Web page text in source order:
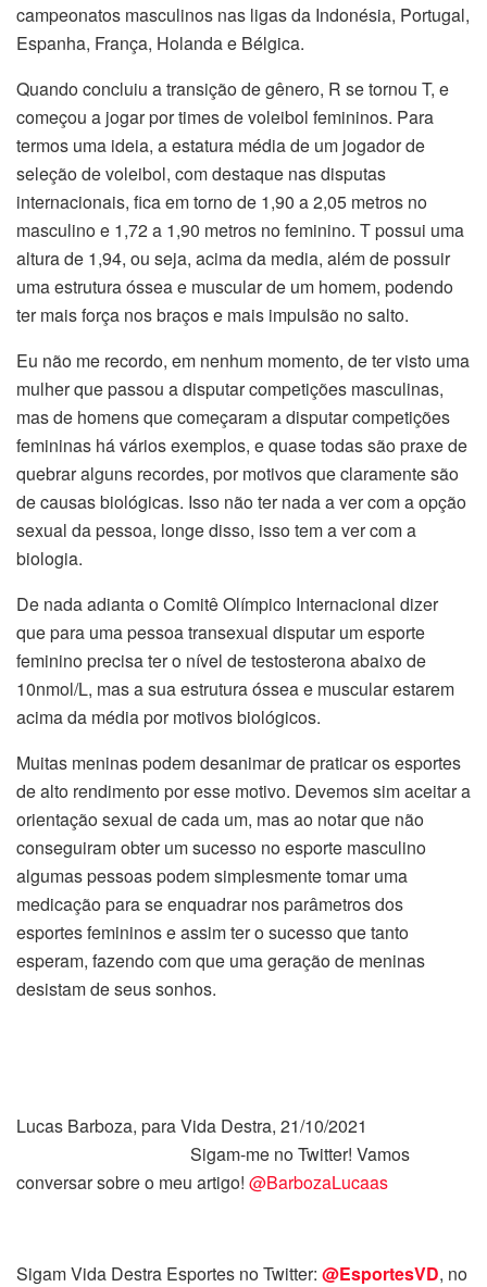
campeonatos masculinos nas ligas da Indonésia, Portugal,
Espanha, França, Holanda e Bélgica.
Quando concluiu a transição de gênero, R se tornou T, e
começou a jogar por times de voleibol femininos. Para
termos uma ideia, a estatura média de um jogador de
seleção de voleibol, com destaque nas disputas
internacionais, fica em torno de 1,90 a 2,05 metros no
masculino e 1,72 a 1,90 metros no feminino. T possui uma
altura de 1,94, ou seja, acima da media, além de possuir
uma estrutura óssea e muscular de um homem, podendo
ter mais força nos braços e mais impulsão no salto.
Eu não me recordo, em nenhum momento, de ter visto uma
mulher que passou a disputar competições masculinas,
mas de homens que começaram a disputar competições
femininas há vários exemplos, e quase todas são praxe de
quebrar alguns recordes, por motivos que claramente são
de causas biológicas. Isso não ter nada a ver com a opção
sexual da pessoa, longe disso, isso tem a ver com a
biologia.
De nada adianta o Comitê Olímpico Internacional dizer
que para uma pessoa transexual disputar um esporte
feminino precisa ter o nível de testosterona abaixo de
10nmol/L, mas a sua estrutura óssea e muscular estarem
acima da média por motivos biológicos.
Muitas meninas podem desanimar de praticar os esportes
de alto rendimento por esse motivo. Devemos sim aceitar a
orientação sexual de cada um, mas ao notar que não
conseguiram obter um sucesso no esporte masculino
algumas pessoas podem simplesmente tomar uma
medicação para se enquadrar nos parâmetros dos
esportes femininos e assim ter o sucesso que tanto
esperam, fazendo com que uma geração de meninas
desistam de seus sonhos.
Lucas Barboza, para Vida Destra, 21/10/2021
Sigam-me no Twitter! Vamos
conversar sobre o meu artigo! @BarbozaLucaas
Sigam Vida Destra Esportes no Twitter: @EsportesVD, no